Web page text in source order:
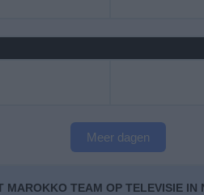
Meer dagen
MAROKKO TEAM OP TELEVISIE IN